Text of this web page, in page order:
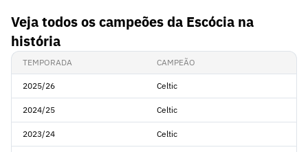
Veja todos os campeões da Escócia na
história
TEMPORADA CAMPEÃO
2025/26 Celtic
2024/25 Celtic
2023/24 Celtic